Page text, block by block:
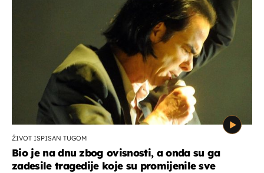
ŽIVOT ISPISAN TUGOM
Bio je na dnu zbog ovisnosti, a onda su ga
zadesile tragedije koje su promijenile sve